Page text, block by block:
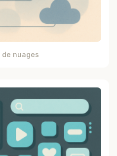
de nuages